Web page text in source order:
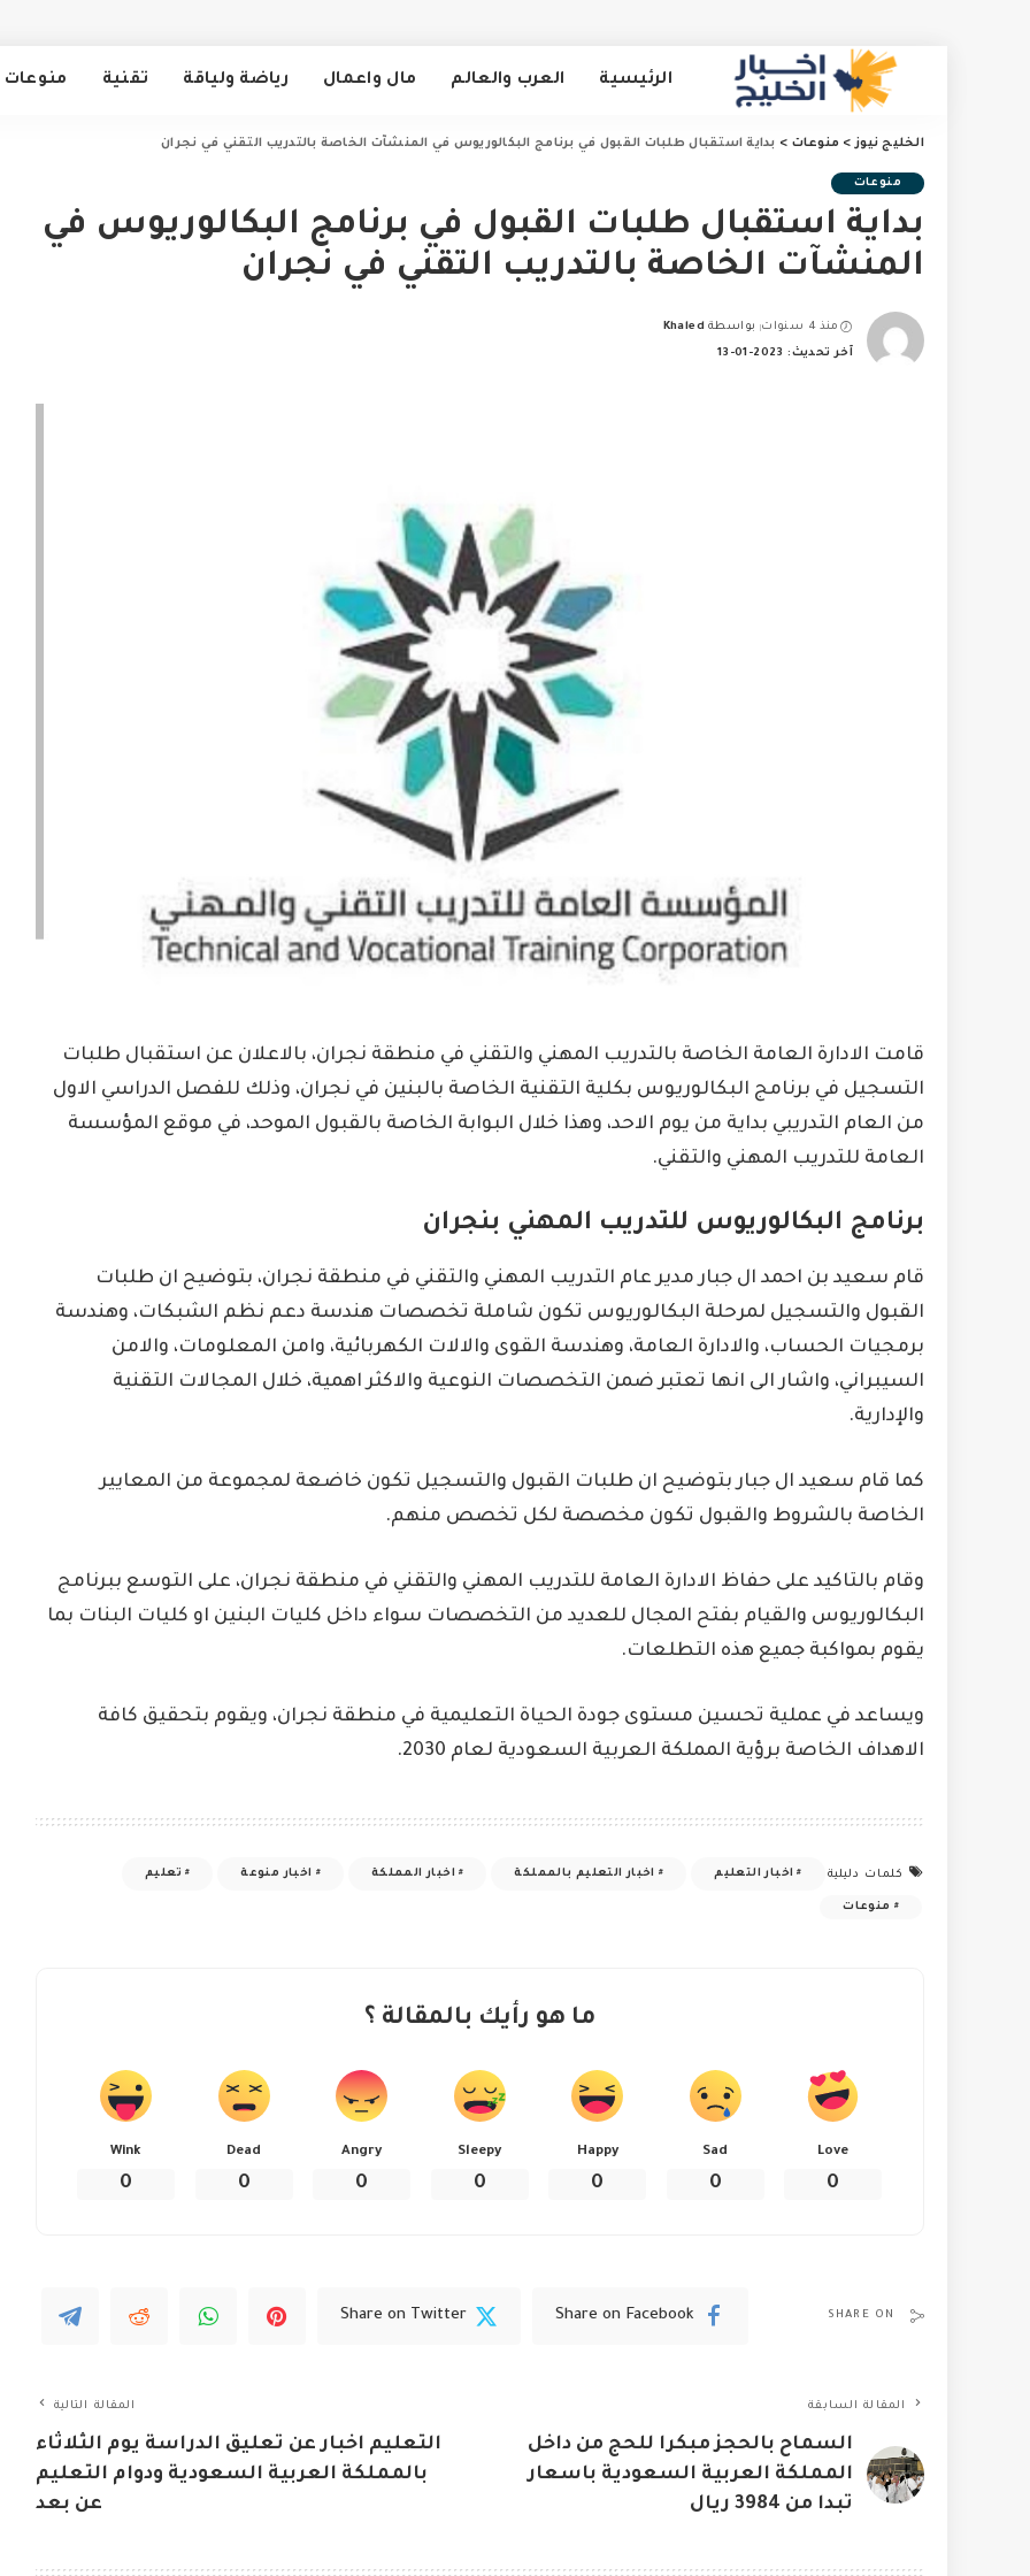
الرئيسية العرب والعالم مال واعمال رياضة ولياقة تقنية منوعات
الخليج نيوز> منوعات > بداية استقبال طلبات القبول في برنامج البكالوريوس في المنشآت الخاصة بالتدريب التقني في نجران
منوعات
بداية استقبال طلبات القبول في برنامج البكالوريوس في
المنشآت الخاصة بالتدريب التقني في نجران
منذ 4 سنوات
Posted
by
بواسطة Khaled
آخر تحديث: 2023-01-13
قامت الادارة العامة الخاصة بالتدريب المهني والتقني في منطقة نجران، بالاعلان عن استقبال طلبات
التسجيل في برنامج البكالوريوس بكلية التقنية الخاصة بالبنين في نجران، وذلك للفصل الدراسي الاول
من العام التدريبي بداية من يوم الاحد، وهذا خلال البوابة الخاصة بالقبول الموحد، في موقع المؤسسة
العامة للتدريب المهني والتقني.
برنامج البكالوريوس للتدريب المهني بنجران
قام سعيد بن احمد ال جبار مدير عام التدريب المهني والتقني في منطقة نجران، بتوضيح ان طلبات
القبول والتسجيل لمرحلة البكالوريوس تكون شاملة تخصصات هندسة دعم نظم الشبكات، وهندسة
برمجيات الحساب، والادارة العامة، وهندسة القوى والالات الكهربائية، وامن المعلومات، والامن
السيبراني، واشار الى انها تعتبر ضمن التخصصات النوعية والاكثر اهمية، خلال المجالات التقنية
والإدارية.
كما قام سعيد ال جبار بتوضيح ان طلبات القبول والتسجيل تكون خاضعة لمجموعة من المعايير
الخاصة بالشروط والقبول تكون مخصصة لكل تخصص منهم.
وقام بالتاكيد على حفاظ الادارة العامة للتدريب المهني والتقني في منطقة نجران، على التوسع ببرنامج
البكالوريوس والقيام بفتح المجال للعديد من التخصصات سواء داخل كليات البنين او كليات البنات بما
يقوم بمواكبة جميع هذه التطلعات.
ويساعد في عملية تحسين مستوى جودة الحياة التعليمية في منطقة نجران، ويقوم بتحقيق كافة
الاهداف الخاصة برؤية المملكة العربية السعودية لعام 2030.
كلمات دليلية اخبار التعليم اخبار التعليم بالمملكة اخبار المملكة اخبار منوعة تعليم
منوعات
ما هو رأيك بالمقالة ؟
Love
0
Sad
0
Happy
0
Sleepy
0
Angry
0
Dead
0
Wink
0
SHARE ON
Share on Facebook
Share on Twitter
المقالة السابقة
السماح بالحجز مبكرا للحج من داخل
المملكة العربية السعودية باسعار
تبدا من 3984 ريال
المقالة التالية
التعليم اخبار عن تعليق الدراسة يوم الثلاثاء
بالمملكة العربية السعودية ودوام التعليم
عن بعد